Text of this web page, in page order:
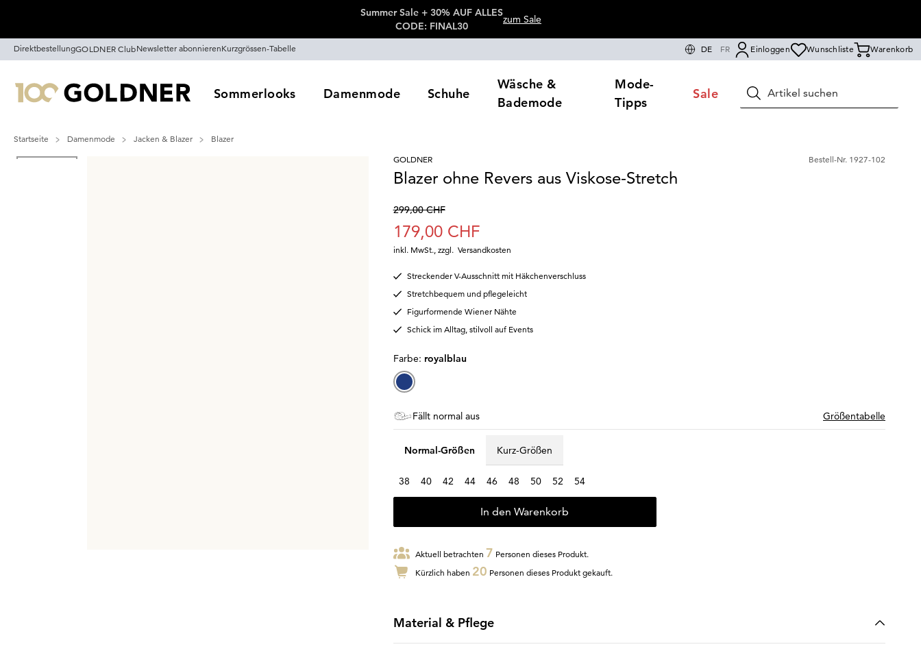
Summer Sale + 30% AUF ALLES
CODE: FINAL30
zum Sale
DirektbestellungGOLDNER ClubNewsletter abonnierenKurzgrössen-Tabelle DE FR Einloggen Wunschliste Warenkorb
Sommerlooks Damenmode Schuhe
Wäsche &
Bademode
Mode-
Tipps
Sale Suchen
Startseite Damenmode Jacken & Blazer
Blazer
GOLDNER
Bestell-Nr. 1927-102
Blazer ohne Revers aus Viskose-Stretch
299,00 CHF
179,00 CHF
inkl. MwSt., zzgl. Versandkosten
Streckender V-Ausschnitt mit Häkchenverschluss
Stretchbequem und pflegeleicht
Figurformende Wiener Nähte
Schick im Alltag, stilvoll auf Events
Farbe: royalblau
Fällt normal aus Größentabelle
Normal-Größen Kurz-Größen
38 40 42 44 46 48 50 52 54
In den Warenkorb
Aktuell betrachten 7 Personen dieses Produkt.
Kürzlich haben 20 Personen dieses Produkt gekauft.
Material & Pflege